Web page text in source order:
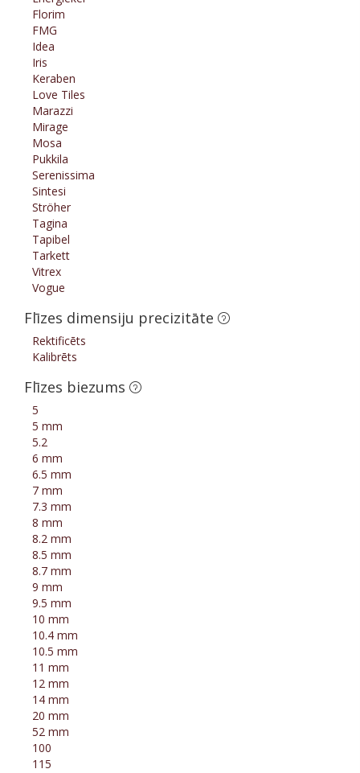
Florim
FMG
Idea
Iris
Keraben
Love Tiles
Marazzi
Mirage
Mosa
Pukkila
Serenissima
Sintesi
Ströher
Tagina
Tapibel
Tarkett
Vitrex
Vogue
Flīzes dimensiju precizitāte
Rektificēts
Kalibrēts
Flīzes biezums
5
5 mm
5.2
6 mm
6.5 mm
7 mm
7.3 mm
8 mm
8.2 mm
8.5 mm
8.7 mm
9 mm
9.5 mm
10 mm
10.4 mm
10.5 mm
11 mm
12 mm
14 mm
20 mm
52 mm
100
115